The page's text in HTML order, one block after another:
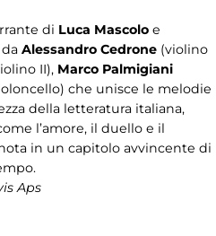
di Luca Mascolo e
Alessandro Cedrone (violino
II), Marco Palmigiani
che unisce le melodie
della letteratura italiana,
l’amore, il duello e il
in un capitolo avvincente di
Aps